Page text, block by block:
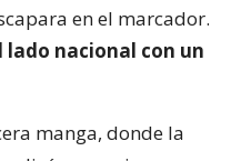
en el marcador.
lado nacional con un
manga, donde la